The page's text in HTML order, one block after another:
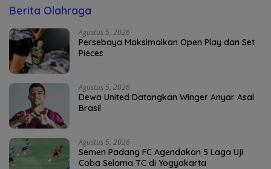
Berita Olahraga
Agustus 5, 2026
Persebaya Maksimalkan Open Play dan Set
Pieces
Agustus 5, 2026
Dewa United Datangkan Winger Anyar Asal
Brasil
Agustus 5, 2026
Semen Padang FC Agendakan 5 Laga Uji
Coba Selama TC di Yogyakarta